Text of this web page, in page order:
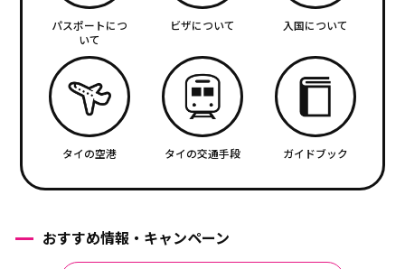
パスポートにつ
いて
ビザについて 入国について
タイの空港 タイの交通手段 ガイドブック
おすすめ情報・キャンペーン